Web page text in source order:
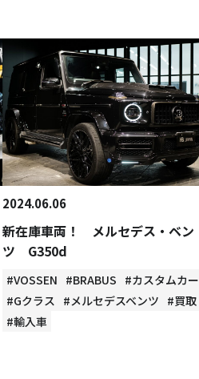
2024.06.06
新在庫車両！ メルセデス・ベン
ツ G350d
#VOSSEN #BRABUS #カスタムカー
#Gクラス #メルセデスベンツ #買取
#輸入車